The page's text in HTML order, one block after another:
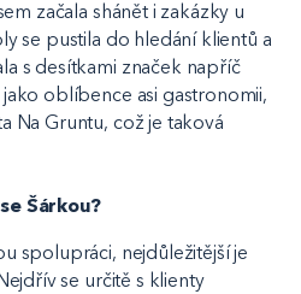
začala shánět i zakázky u
se pustila do hledání klientů a
s desítkami značek napříč
oblíbence asi gastronomii,
Na Gruntu, což je taková
Šárkou?
spolupráci, nejdůležitější je
se určitě s klienty